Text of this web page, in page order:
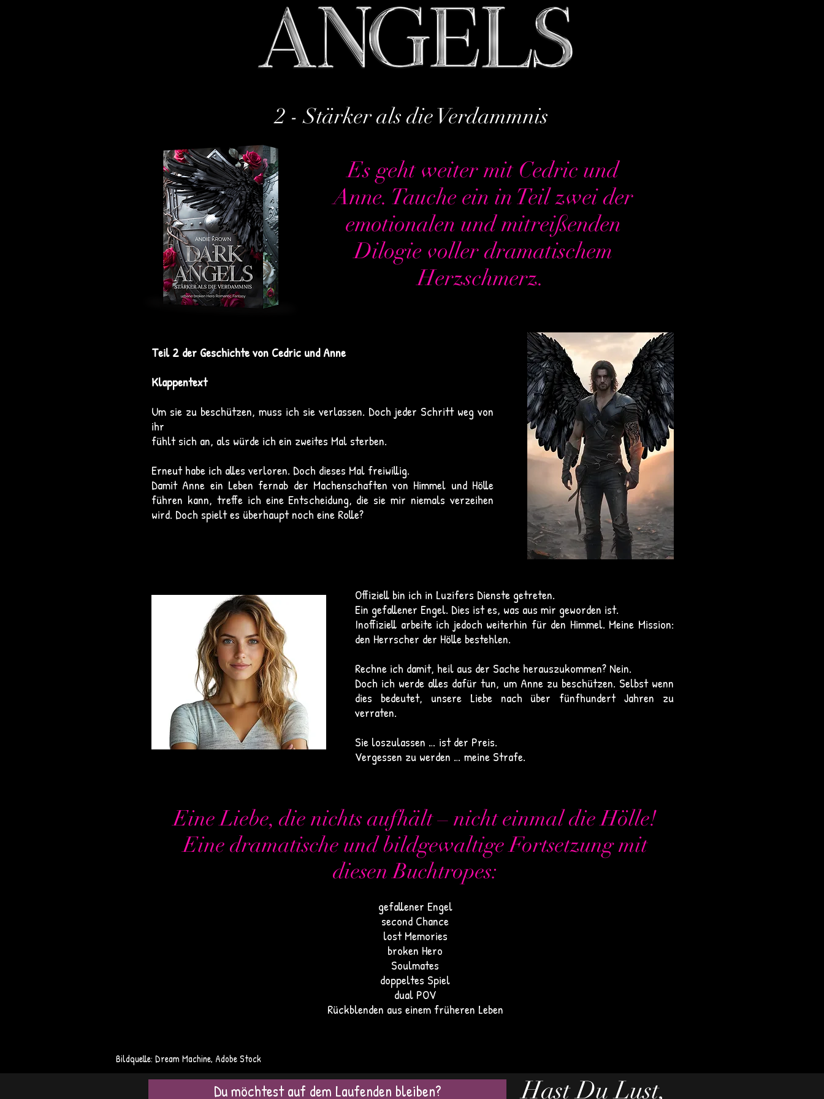
2 - Stärker als die Verdammnis
Es geht weiter mit Cedric und
Anne. Tauche ein in Teil zwei der
emotionalen und mitreißenden
Dilogie voller dramatischem
Herzschmerz.
Teil 2 der Geschichte von Cedric und Anne
Klappentext
Um sie zu beschützen, muss ich sie verlassen. Doch jeder Schritt weg von
ihr
fühlt sich an, als würde ich ein zweites Mal sterben.
Erneut habe ich alles verloren. Doch dieses Mal freiwillig.
Damit Anne ein Leben fernab der Machenschaften von Himmel und Hölle
führen kann, treffe ich eine Entscheidung, die sie mir niemals verzeihen
wird. Doch spielt es überhaupt noch eine Rolle?
Offiziell bin ich in Luzifers Dienste getreten.
Ein gefallener Engel. Dies ist es, was aus mir geworden ist.
Inoffiziell arbeite ich jedoch weiterhin für den Himmel. Meine Mission:
den Herrscher der Hölle bestehlen.
Rechne ich damit, heil aus der Sache herauszukommen? Nein.
Doch ich werde alles dafür tun, um Anne zu beschützen. Selbst wenn
dies bedeutet, unsere Liebe nach über fünfhundert Jahren zu
verraten.
Sie loszulassen … ist der Preis.
Vergessen zu werden … meine Strafe.
Eine Liebe, die nichts aufhält – nicht einmal die Hölle!
Eine dramatische und bildgewaltige Fortsetzung mit
diesen Buchtropes:
gefallener Engel
second Chance
lost Memories
broken Hero
Soulmates
doppeltes Spiel
dual POV
Rückblenden aus einem früheren Leben
Bildquelle: Dream Machine, Adobe Stock
Du möchtest auf dem Laufenden bleiben? Hast Du Lust,